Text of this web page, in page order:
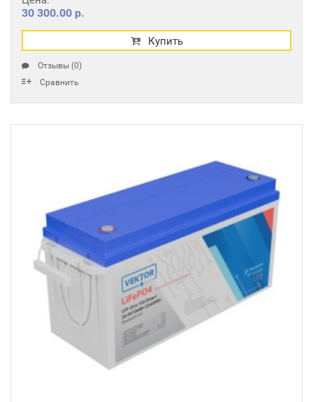
30 300.00 р.
Купить
Отзывы (0)
Сравнить